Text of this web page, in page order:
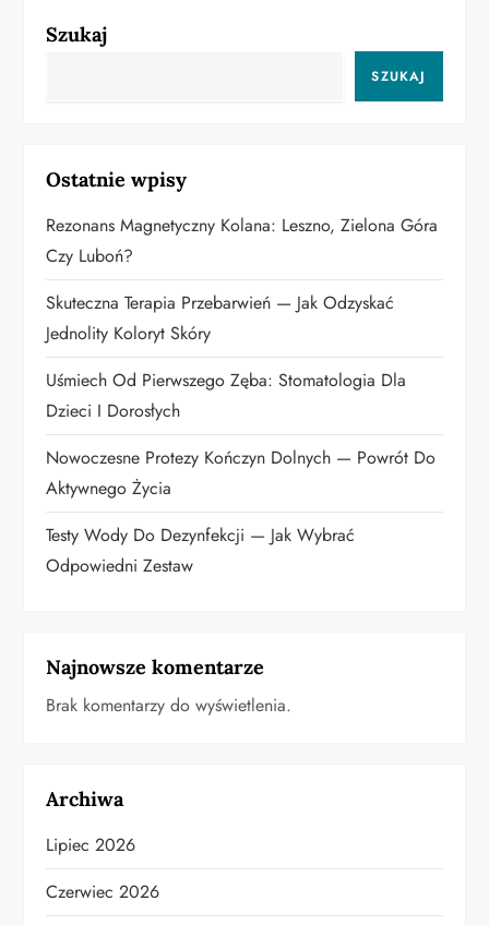
a
a
w
p
i
s
u
Szukaj
SZUKAJ
Ostatnie wpisy
Rezonans Magnetyczny Kolana: Leszno, Zielona Góra
Czy Luboń?
Skuteczna Terapia Przebarwień — Jak Odzyskać
Jednolity Koloryt Skóry
Uśmiech Od Pierwszego Zęba: Stomatologia Dla
Dzieci I Dorosłych
Nowoczesne Protezy Kończyn Dolnych — Powrót Do
Aktywnego Życia
Testy Wody Do Dezynfekcji — Jak Wybrać
Odpowiedni Zestaw
Najnowsze komentarze
Brak komentarzy do wyświetlenia.
Archiwa
Lipiec 2026
Czerwiec 2026